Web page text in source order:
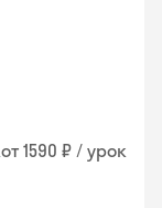
от 1590 ₽ / урок